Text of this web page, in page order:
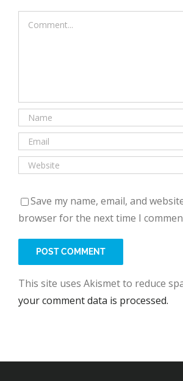
Comment
Save my name, email, and
browser for the next time I
This site uses Akismet to reduce
your comment data is processed.